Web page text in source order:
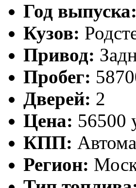
Год выпуска:
Кузов:
Привод:
Пробег:
Дверей: 2
Цена: 56500
КПП:
Регион: